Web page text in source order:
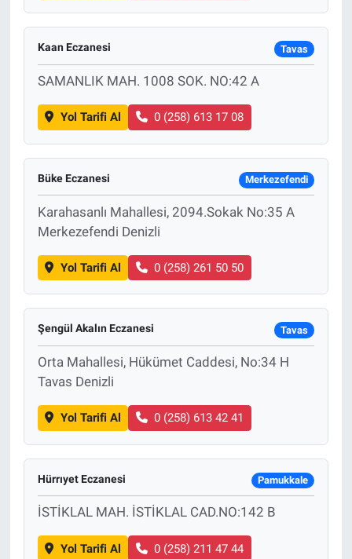
Kaan Eczanesi Tavas
SAMANLIK MAH. 1008 SOK. NO:42 A
Yol Tarifi Al 0 (258) 613 17 08
Büke Eczanesi Merkezefendi
Karahasanlı Mahallesi, 2094.Sokak No:35 A
Merkezefendi Denizli
Yol Tarifi Al 0 (258) 261 50 50
Şengül Akalın Eczanesi Tavas
Orta Mahallesi, Hükümet Caddesi, No:34 H
Tavas Denizli
Yol Tarifi Al 0 (258) 613 42 41
Hürrıyet Eczanesi Pamukkale
İSTİKLAL MAH. İSTİKLAL CAD.NO:142 B
Yol Tarifi Al 0 (258) 211 47 44